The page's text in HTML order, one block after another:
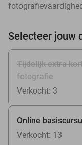
Selecteer jouw
Tijdelijk extra
fotografie
Verkocht: 3
Online
Verkocht: 13